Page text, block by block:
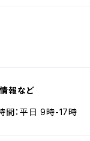
報など
間：平日 9時-17時